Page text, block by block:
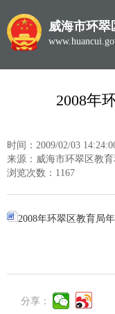
威海市环翠
2008年
时间：2009/02/03
来源：威海市环翠区教
浏览次数： 1167
2008年环翠区教育局
分享：